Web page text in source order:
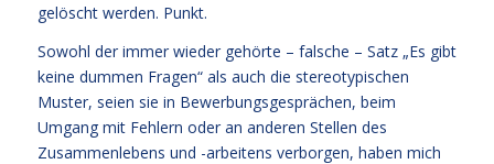
gelöscht werden. Punkt.
Sowohl der immer wieder gehörte – falsche – Satz „Es gibt
keine dummen Fragen“ als auch die stereotypischen
Muster, seien sie in Bewerbungsgesprächen, beim
Umgang mit Fehlern oder an anderen Stellen des
Zusammenlebens und -arbeitens verborgen, haben mich